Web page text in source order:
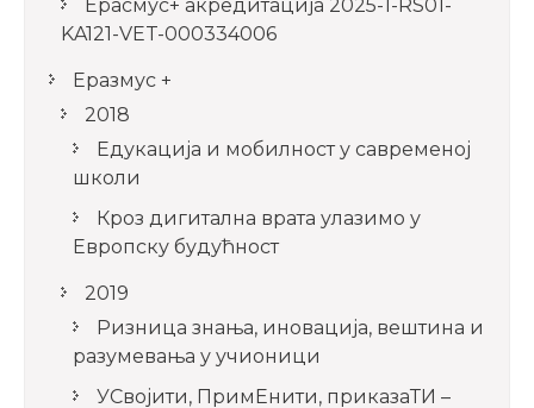
Ерасмус+ акредитацијa 2025-1-RS01-
KA121-VET-000334006
Еразмус +
2018
Едукација и мобилност у савременој
школи
Кроз дигитална врата улазимо у
Европску будућност
2019
Ризница знања, иновација, вештина и
разумевања у учионици
УСвојити, ПримЕнити, приказаТИ –